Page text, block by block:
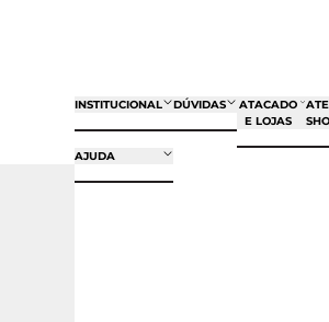
INSTITUCIONAL
AJUDA
DÚVIDAS
ATACADO
E LOJAS